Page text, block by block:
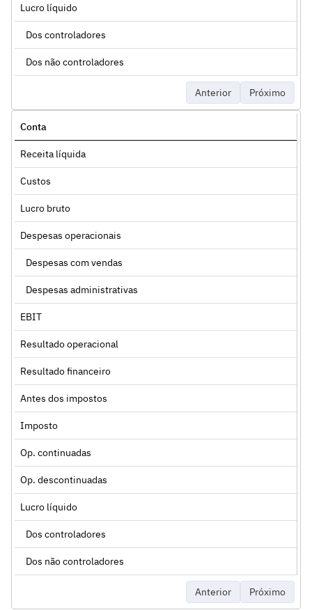
Lucro líquido
Dos controladores
Dos não controladores
Anterior Próximo
Conta
Receita líquida
Custos
Lucro bruto
Despesas operacionais
Despesas com vendas
Despesas administrativas
EBIT
Resultado operacional
Resultado financeiro
Antes dos impostos
Imposto
Op. continuadas
Op. descontinuadas
Lucro líquido
Dos controladores
Dos não controladores
Anterior Próximo